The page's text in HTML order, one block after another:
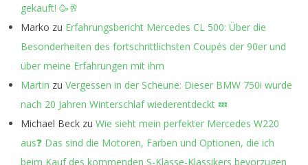
gekauft! 🥳🥂
Marko zu Erfahrungsbericht Mercedes CL 500: Über die
Besonderheiten des fortschrittlichsten Coupés der 90er und
über meine Erfahrungen mit ihm
Martin zu Vergessen in der Scheune: Dieser BMW 750i wurde
nach 20 Jahren Winterschlaf wiederentdeckt 💤
Michael Beck zu Wie sieht mein perfekter Mercedes W220
aus❓ Das sind die Motoren, Farben und Optionen, die ich
beim Kauf des kommenden S-Klasse-Klassikers bevorzugen